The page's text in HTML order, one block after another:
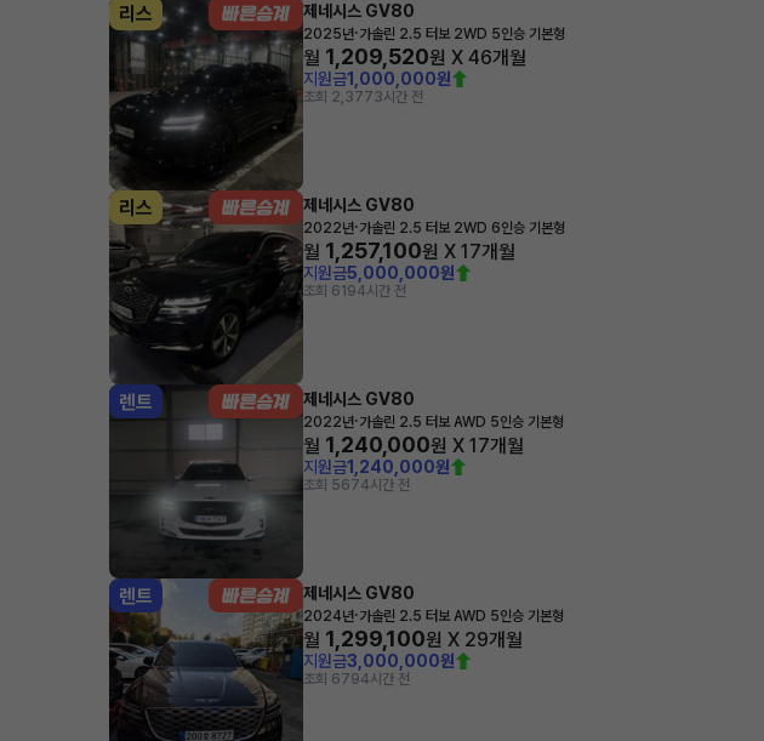
리스 제네시스 GV80
2025년·가솔린 2.5 터보 2WD 5인승 기본형
월 1,209,520원 X 46개월
지원금1,000,000원
조회 2,3773시간 전
리스 제네시스 GV80
2022년·가솔린 2.5 터보 2WD 6인승 기본형
월 1,257,100원 X 17개월
지원금5,000,000원
조회 6194시간 전
렌트 제네시스 GV80
2022년·가솔린 2.5 터보 AWD 5인승 기본형
월 1,240,000원 X 17개월
지원금1,240,000원
조회 5674시간 전
렌트 제네시스 GV80
2024년·가솔린 2.5 터보 AWD 5인승 기본형
월 1,299,100원 X 29개월
지원금3,000,000원
조회 6794시간 전